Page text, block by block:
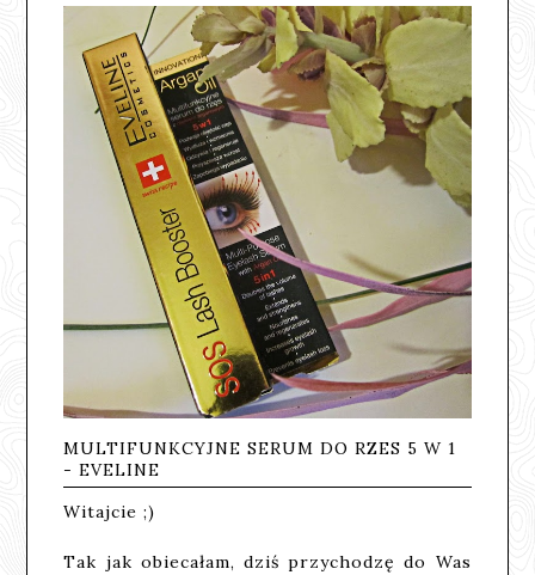
MULTIFUNKCYJNE SERUM DO RZES 5 W 1
- EVELINE
Witajcie ;)
Tak jak obiecałam, dziś przychodzę do Was